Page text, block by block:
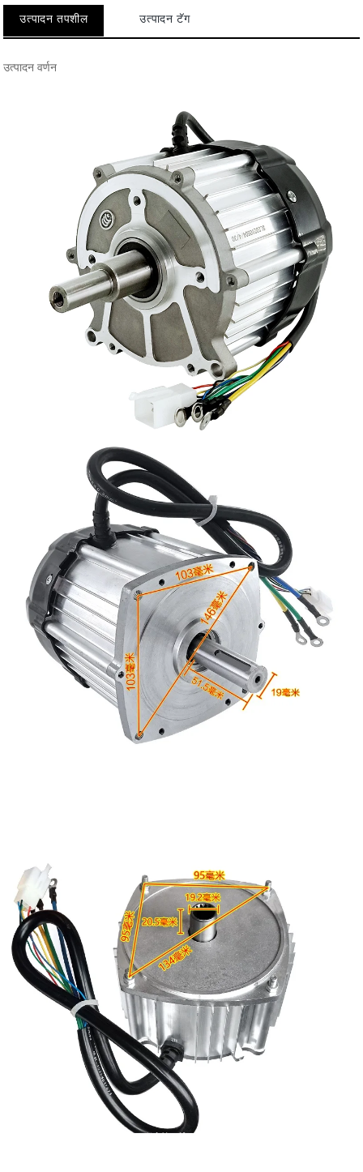
उत्पादन तपशील उत्पादन टॅग
उत्पादन वर्णन